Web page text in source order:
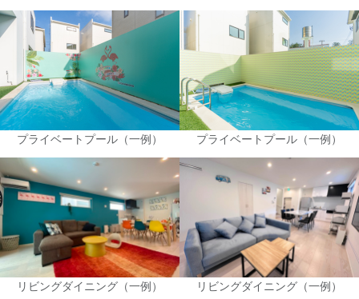
プライベートプール（一例） プライベートプール（一例）
リビングダイニング（一例） リビングダイニング（一例）